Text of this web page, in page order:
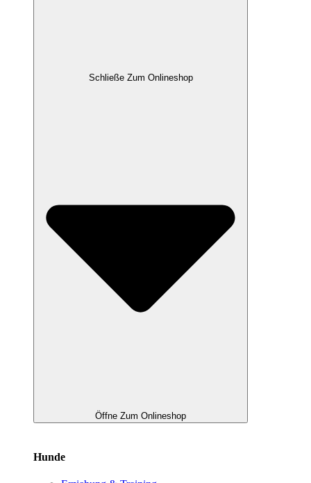
Schließe Zum Onlineshop
Öffne Zum Onlineshop
Hunde